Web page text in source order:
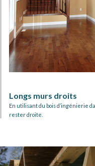
Longs murs droits​
En utilisant du bois d’ingénierie
rester droite.